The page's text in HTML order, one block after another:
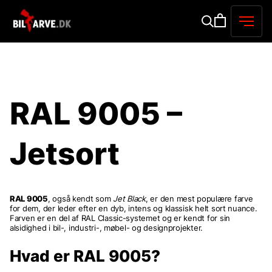
RAL 9005 –
Jetsort
RAL 9005, også kendt som Jet Black, er den mest populære farve
for dem, der leder efter en dyb, intens og klassisk helt sort nuance.
Farven er en del af RAL Classic-systemet og er kendt for sin
alsidighed i bil-, industri-, møbel- og designprojekter.
Hvad er RAL 9005?